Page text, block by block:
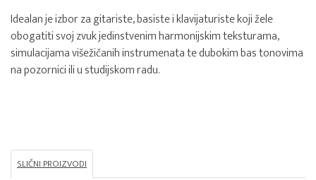
Idealan je izbor za gitariste, basiste i klavijaturiste koji žele
obogatiti svoj zvuk jedinstvenim harmonijskim teksturama,
simulacijama višežičanih instrumenata te dubokim bas tonovima
na pozornici ili u studijskom radu.
SLIČNI PROIZVODI